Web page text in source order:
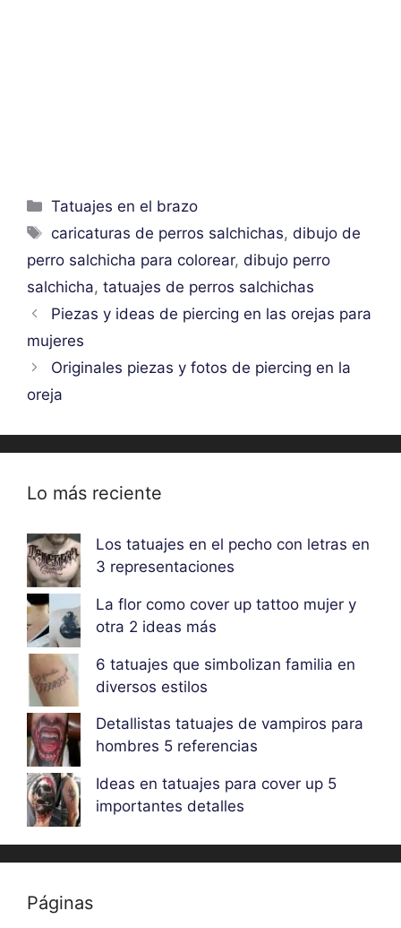
Categorías
Tatuajes en el brazo
Etiquetas
caricaturas de perros salchichas,dibujo de
perro salchicha para colorear, dibujo perro
salchicha, tatuajes de perros salchichas
Piezas y ideas de piercing en las orejas para
mujeres
Originales piezas y fotos de piercing en la
oreja
Lo más reciente
Los tatuajes en el pecho con letras en
3 representaciones
La flor como cover up tattoo mujer y
otra 2 ideas más
6 tatuajes que simbolizan familia en
diversos estilos
Detallistas tatuajes de vampiros para
hombres 5 referencias
Ideas en tatuajes para cover up 5
importantes detalles
Páginas